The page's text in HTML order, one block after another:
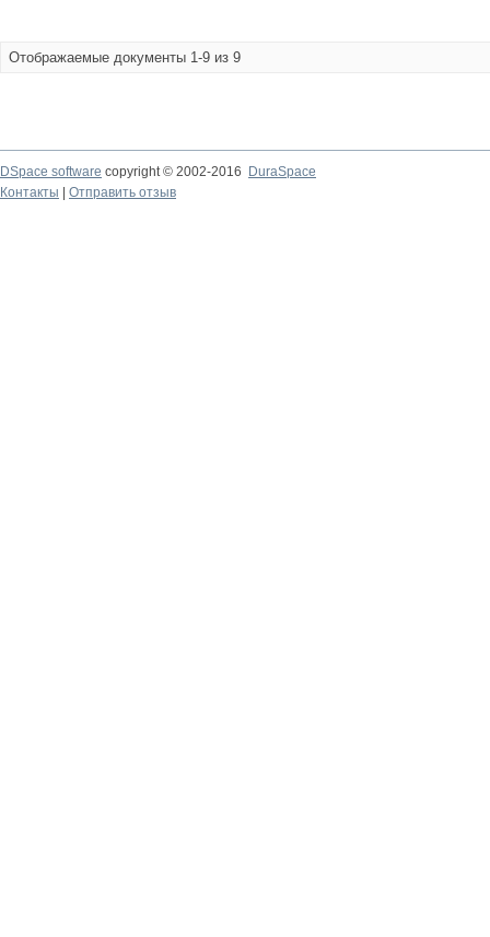
Отображаемые документы 1-9 из 9
DSpace software copyright © 2002-2016
DuraSpace
Контакты
Отправить отзыв